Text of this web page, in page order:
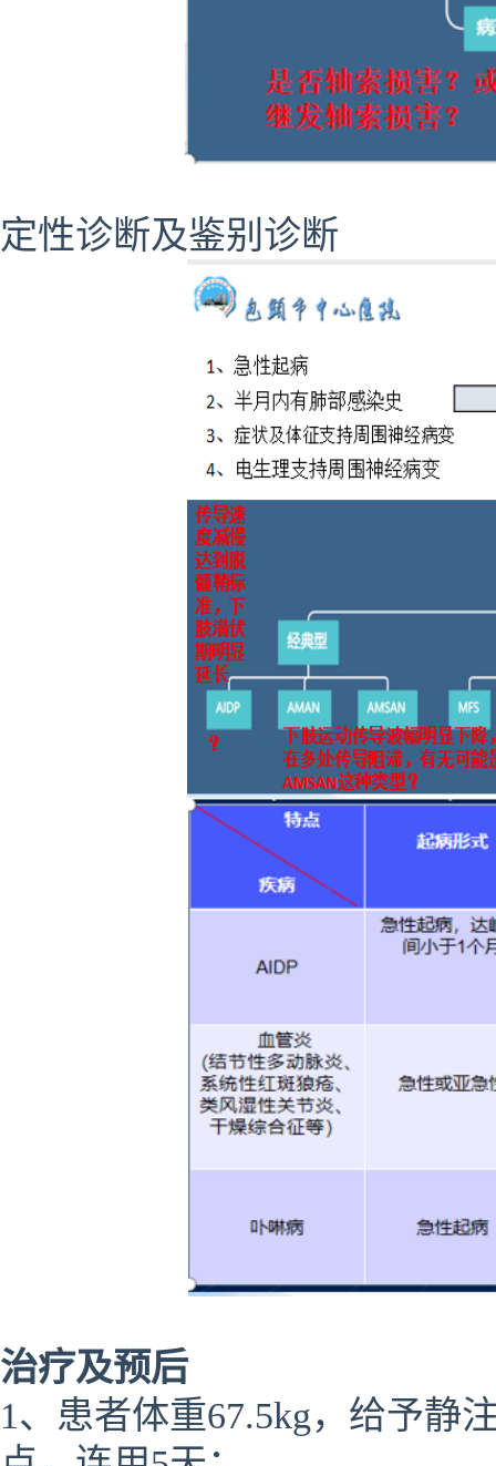
定性诊断及鉴别诊断
治疗及预后
1、患者体重67.5kg，给予静